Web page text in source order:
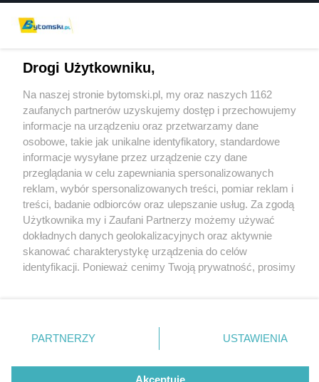
4 / 0
Wydawca mediów lokalnych
Nie zapomnij
zapoznać się z:
polityką prywatności regulamin korzystania z portali
Twojemiasto
Piekary Śląskie
Chorzów
Tarnowskie Góry
Gliwice
Skontakuj sięz nami
Kontakt
Wydawca
Pogoda
Drogi Użytkowniku,
Na naszej stronie bytomski.pl, my oraz naszych 1162
zaufanych partnerów uzyskujemy dostęp i przechowujemy
informacje na urządzeniu oraz przetwarzamy dane
osobowe, takie jak unikalne identyfikatory, standardowe
informacje wysyłane przez urządzenie czy dane
przeglądania w celu zapewniania spersonalizowanych
reklam, wybór spersonalizowanych treści, pomiar reklam i
treści, badanie odbiorców oraz ulepszanie usług. Za zgodą
Użytkownika my i Zaufani Partnerzy możemy używać
dokładnych danych geolokalizacyjnych oraz aktywnie
skanować charakterystykę urządzenia do celów
identyfikacji. Ponieważ cenimy Twoją prywatność, prosimy
prywatności znajdujący się w lewym dolnym rogu strony
. Niektóre rodzaje przetwarzania danych nie wymagają
zgody użytkownika, ale masz prawo sprzeciwić się
takiemu przetwarzaniu. Preferencje będą miały
PARTNERZY USTAWIENIA
Akceptuję